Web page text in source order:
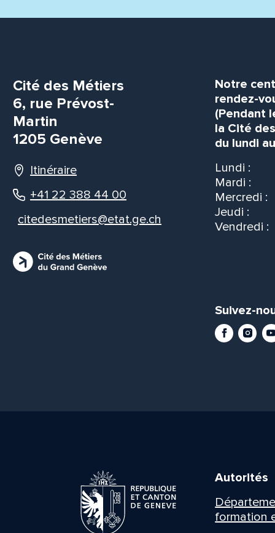
Cité des Métiers
6, rue Prévost-
Martin
1205 Genève
Itinéraire
+41 22 388 44 00
citedesmetiers@etat.ge.ch
Notre
rendez-
(Pendant
la Cité
du lundi
Lundi :
Mardi :
Mercredi :
Jeudi :
Vendredi :
Suivez-
Facebook
Autorités
formation